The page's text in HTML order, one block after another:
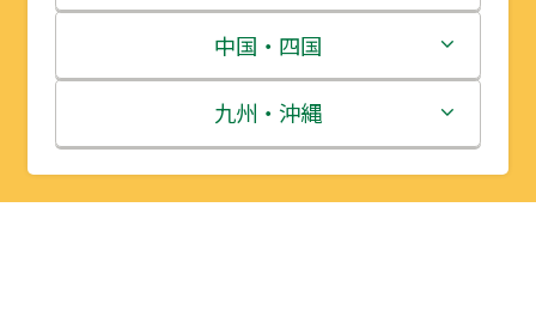
宮城県
秋田県
山形県
群馬県
埼玉県
千葉県
富山県
石川県
福井県
三重県
滋賀県
京都府
中国・四国
鳥取県
島根県
九州・沖縄
福岡県